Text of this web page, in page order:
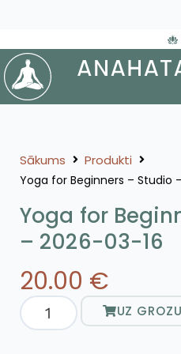
Sākums Produkti
Yoga for Beginners – Studio
Yoga for
– 2026-03-16
20.00 €
UZ GROZU